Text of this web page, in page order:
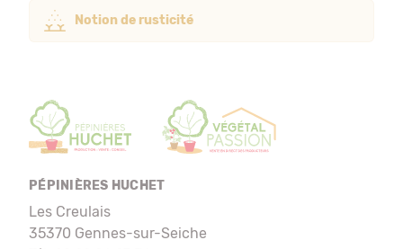
Notion de rusticité
PÉPINIÈRES HUCHET
Les Creulais
35370 Gennes-sur-Seiche